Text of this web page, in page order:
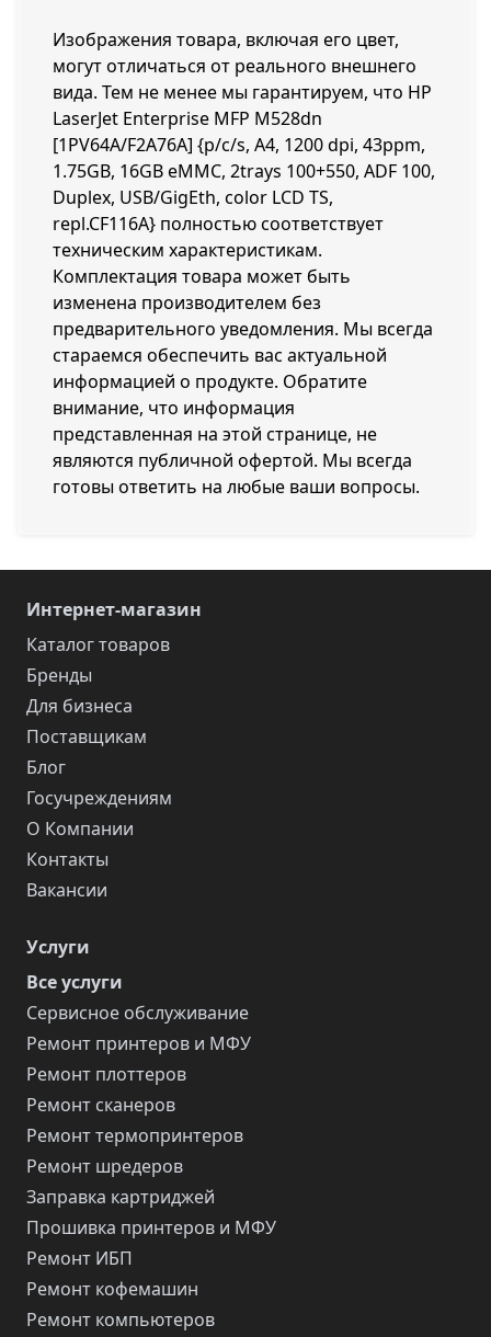
Изображения товара, включая его цвет,
могут отличаться от реального внешнего
вида. Тем не менее мы гарантируем, что HP
LaserJet Enterprise MFP M528dn
[1PV64A/F2A76A] {p/c/s, A4, 1200 dpi, 43ppm,
1.75GB, 16GB eMMC, 2trays 100+550, ADF 100,
Duplex, USB/GigEth, color LCD TS,
repl.CF116A} полностью соответствует
техническим характеристикам.
Комплектация товара может быть
изменена производителем без
предварительного уведомления. Мы всегда
стараемся обеспечить вас актуальной
информацией о продукте. Обратите
внимание, что информация
представленная на этой странице, не
являются публичной офертой. Мы всегда
готовы ответить на любые ваши вопросы.
Интернет-магазин
Каталог товаров
Бренды
Для бизнеса
Поставщикам
Блог
Госучреждениям
О Компании
Контакты
Вакансии
Услуги
Все услуги
Сервисное обслуживание
Ремонт принтеров и МФУ
Ремонт плоттеров
Ремонт сканеров
Ремонт термопринтеров
Ремонт шредеров
Заправка картриджей
Прошивка принтеров и МФУ
Ремонт ИБП
Ремонт кофемашин
Ремонт компьютеров